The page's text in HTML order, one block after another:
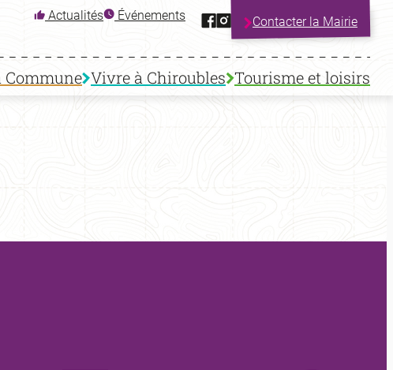
Actualités Événements Facebook
Instagram
Contacter la Mairie
Commune Vivre à Chiroubles Tourisme et loisirs